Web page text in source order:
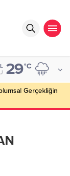
29°C
Gerçekliğin